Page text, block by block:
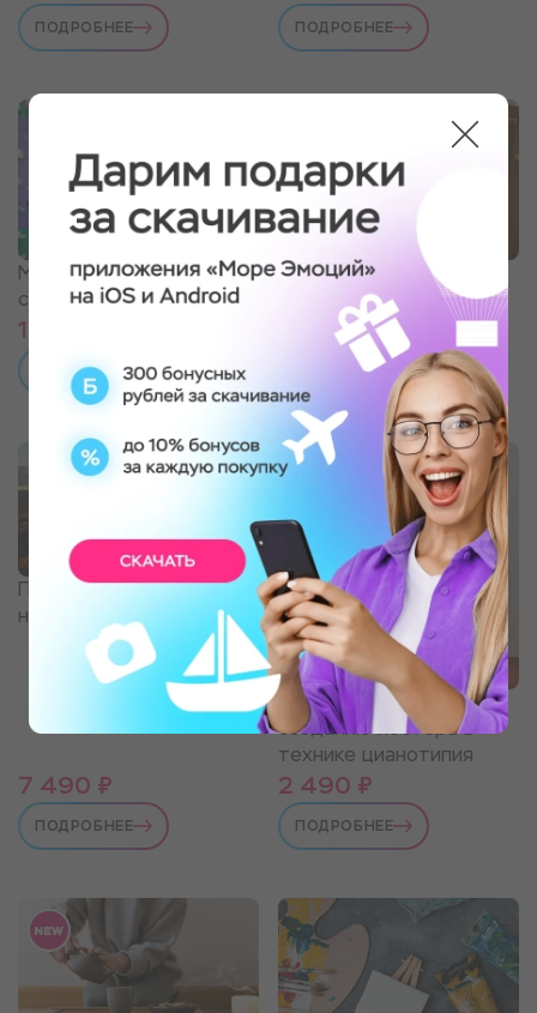
ПОДРОБНЕЕ ПОДРОБНЕЕ
Мастер-класс по
скалолазанию
1 900 ₽
ПОДРОБНЕЕ
Мастер-класс по
живописи
4 990 ₽
ПОДРОБНЕЕ
Прогулка на Эндуро для
новичков
7 490 ₽
ПОДРОБНЕЕ
Мастер-класс по
созданию постера в
технике цианотипия
2 490 ₽
ПОДРОБНЕЕ